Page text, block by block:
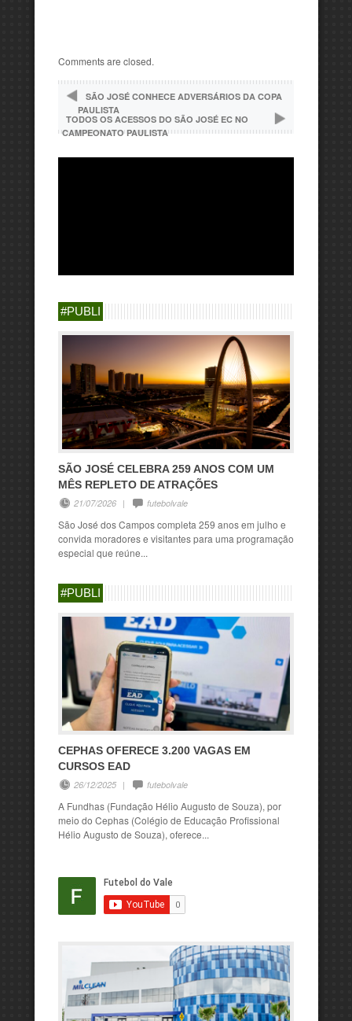
Comments are closed.
SÃO JOSÉ CONHECE ADVERSÁRIOS DA COPA
PAULISTA
TODOS OS ACESSOS DO SÃO JOSÉ EC NO
CAMPEONATO PAULISTA
#PUBLI
SÃO JOSÉ CELEBRA 259 ANOS COM UM
MÊS REPLETO DE ATRAÇÕES
21/07/2026 | futebolvale
São José dos Campos completa 259 anos em julho e
convida moradores e visitantes para uma programação
especial que reúne...
#PUBLI
CEPHAS OFERECE 3.200 VAGAS EM
CURSOS EAD
26/12/2025 | futebolvale
A Fundhas (Fundação Hélio Augusto de Souza), por
meio do Cephas (Colégio de Educação Profissional
Hélio Augusto de Souza), oferece...